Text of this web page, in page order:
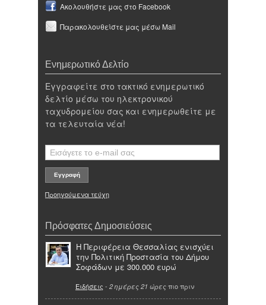
Ακολουθήστε μας στο Facebook
Παρακολουθείστε μας μέσω Mail
Ενημερωτικό Δελτίο
Εγγραφείτε στο τακτικό ενημερωτικό
δελτίο μέσω του ηλεκτρονικού
ταχυδρομείου σας και ενημερωθείτε με
τα τελευταία νέα!
Προηγούμενα τεύχη
Πρόσφατες Δημοσιεύσεις
Η Περιφέρεια Θεσσαλίας ενισχύει
την Πολιτική Προστασία του Δήμου
Σοφάδων με 300.000 ευρώ
Ειδήσεις - 2 ημέρες 21 ώρες πιο πριν